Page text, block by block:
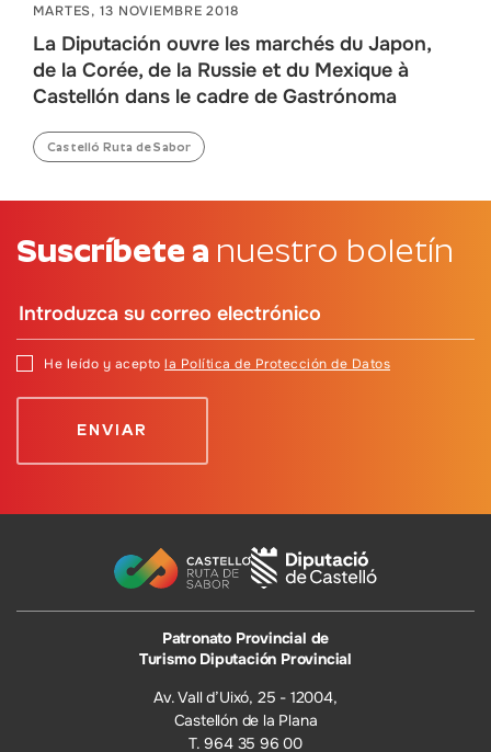
MARTES, 13 NOVIEMBRE 2018
La Diputación ouvre les marchés du Japon,
de la Corée, de la Russie et du Mexique à
Castellón dans le cadre de Gastrónoma
Castelló Ruta de Sabor
Suscríbete a nuestro boletín
He leído y acepto la Política de Protección de Datos
Patronato Provincial de
Turismo Diputación Provincial
Av. Vall d’Uixó, 25 - 12004,
Castellón de la Plana
T. 964 35 96 00